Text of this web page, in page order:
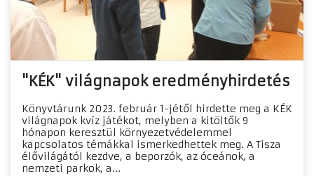
"KÉK" világnapok eredményhirdetés
Könyvtárunk 2023. február 1-jétől hirdette meg a KÉK
világnapok kvíz játékot, melyben a kitöltők 9
hónapon keresztül környezetvédelemmel
kapcsolatos témákkal ismerkedhettek meg. A Tisza
élővilágától kezdve, a beporzók, az óceánok, a
nemzeti parkok, a...